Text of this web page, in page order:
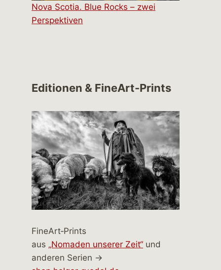
Nova Scotia. Blue Rocks – zwei
Perspektiven
Editionen & FineArt-Prints
FineArt‑Prints
aus „Nomaden unserer Zeit“ und
anderen Serien →